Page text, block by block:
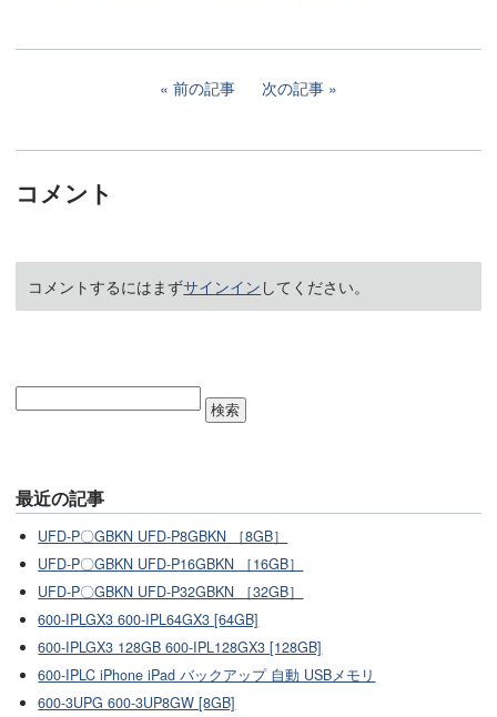
前の記事 次の記事
コメント
コメントするにはまずサインイン してください。
最近の記事
UFD-P〇GBKN UFD-P8GBKN ［8GB］
UFD-P〇GBKN UFD-P16GBKN ［16GB］
UFD-P〇GBKN UFD-P32GBKN ［32GB］
600-IPLGX3 600-IPL64GX3 [64GB]
600-IPLGX3 128GB 600-IPL128GX3 [128GB]
600-IPLC iPhone iPad バックアップ 自動 USBメモリ
600-3UPG 600-3UP8GW [8GB]